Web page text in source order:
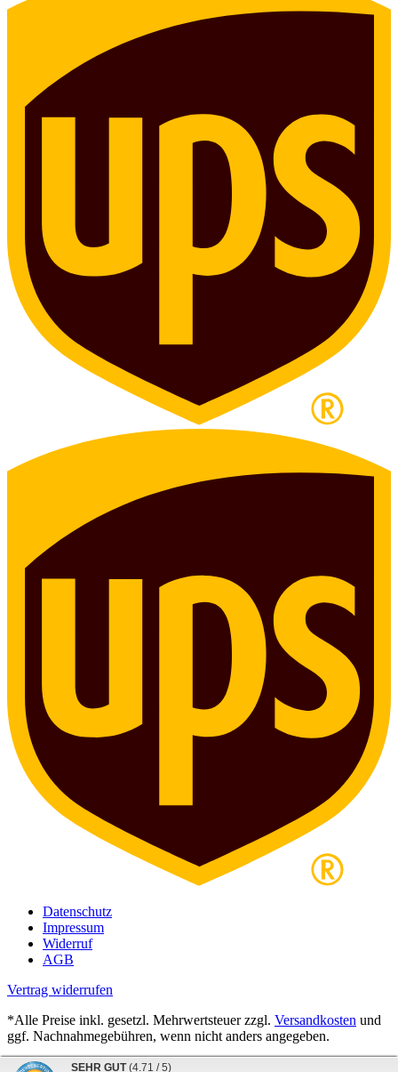
Datenschutz
Impressum
Widerruf
AGB
Vertrag widerrufen
*Alle Preise inkl. gesetzl. Mehrwertsteuer zzgl. Versandkosten und
ggf. Nachnahmegebühren, wenn nicht anders angegeben.
SEHR GUT (4.71 / 5)